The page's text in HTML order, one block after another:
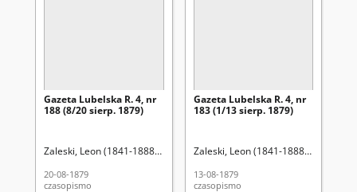
Gazeta Lubelska R. 4, nr
188 (8/20 sierp. 1879)
Zaleski, Leon (1841-1888). Red.
20-08-1879
czasopismo
Gazeta Lubelska R. 4, nr
183 (1/13 sierp. 1879)
Zaleski, Leon (1841-1888). Red.
13-08-1879
czasopismo